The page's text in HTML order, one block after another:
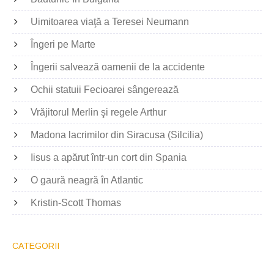
Uimitoarea viaţă a Teresei Neumann
Îngeri pe Marte
Îngerii salvează oamenii de la accidente
Ochii statuii Fecioarei sângerează
Vrăjitorul Merlin şi regele Arthur
Madona lacrimilor din Siracusa (Silcilia)
Iisus a apărut într-un cort din Spania
O gaură neagră în Atlantic
Kristin-Scott Thomas
CATEGORII